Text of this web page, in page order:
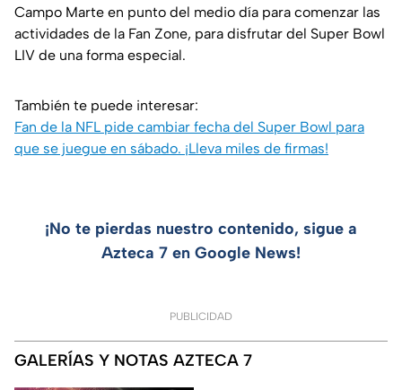
Campo Marte en punto del medio día para comenzar las
actividades de la Fan Zone, para disfrutar del Super Bowl
LIV de una forma especial.
También te puede interesar:
Fan de la NFL pide cambiar fecha del Super Bowl para
que se juegue en sábado. ¡Lleva miles de firmas!
¡No te pierdas nuestro contenido, sigue a
Azteca 7 en Google News!
PUBLICIDAD
GALERÍAS Y NOTAS AZTECA 7